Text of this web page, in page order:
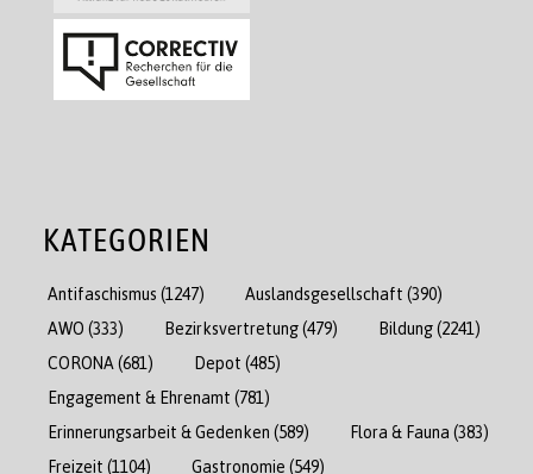
KATEGORIEN
Antifaschismus (1247) Auslandsgesellschaft (390)
AWO (333) Bezirksvertretung(479) Bildung(2241)
CORONA (681) Depot (485)
Engagement & Ehrenamt (781)
Erinnerungsarbeit & Gedenken (589) Flora & Fauna (383)
Freizeit (1104) Gastronomie (549)